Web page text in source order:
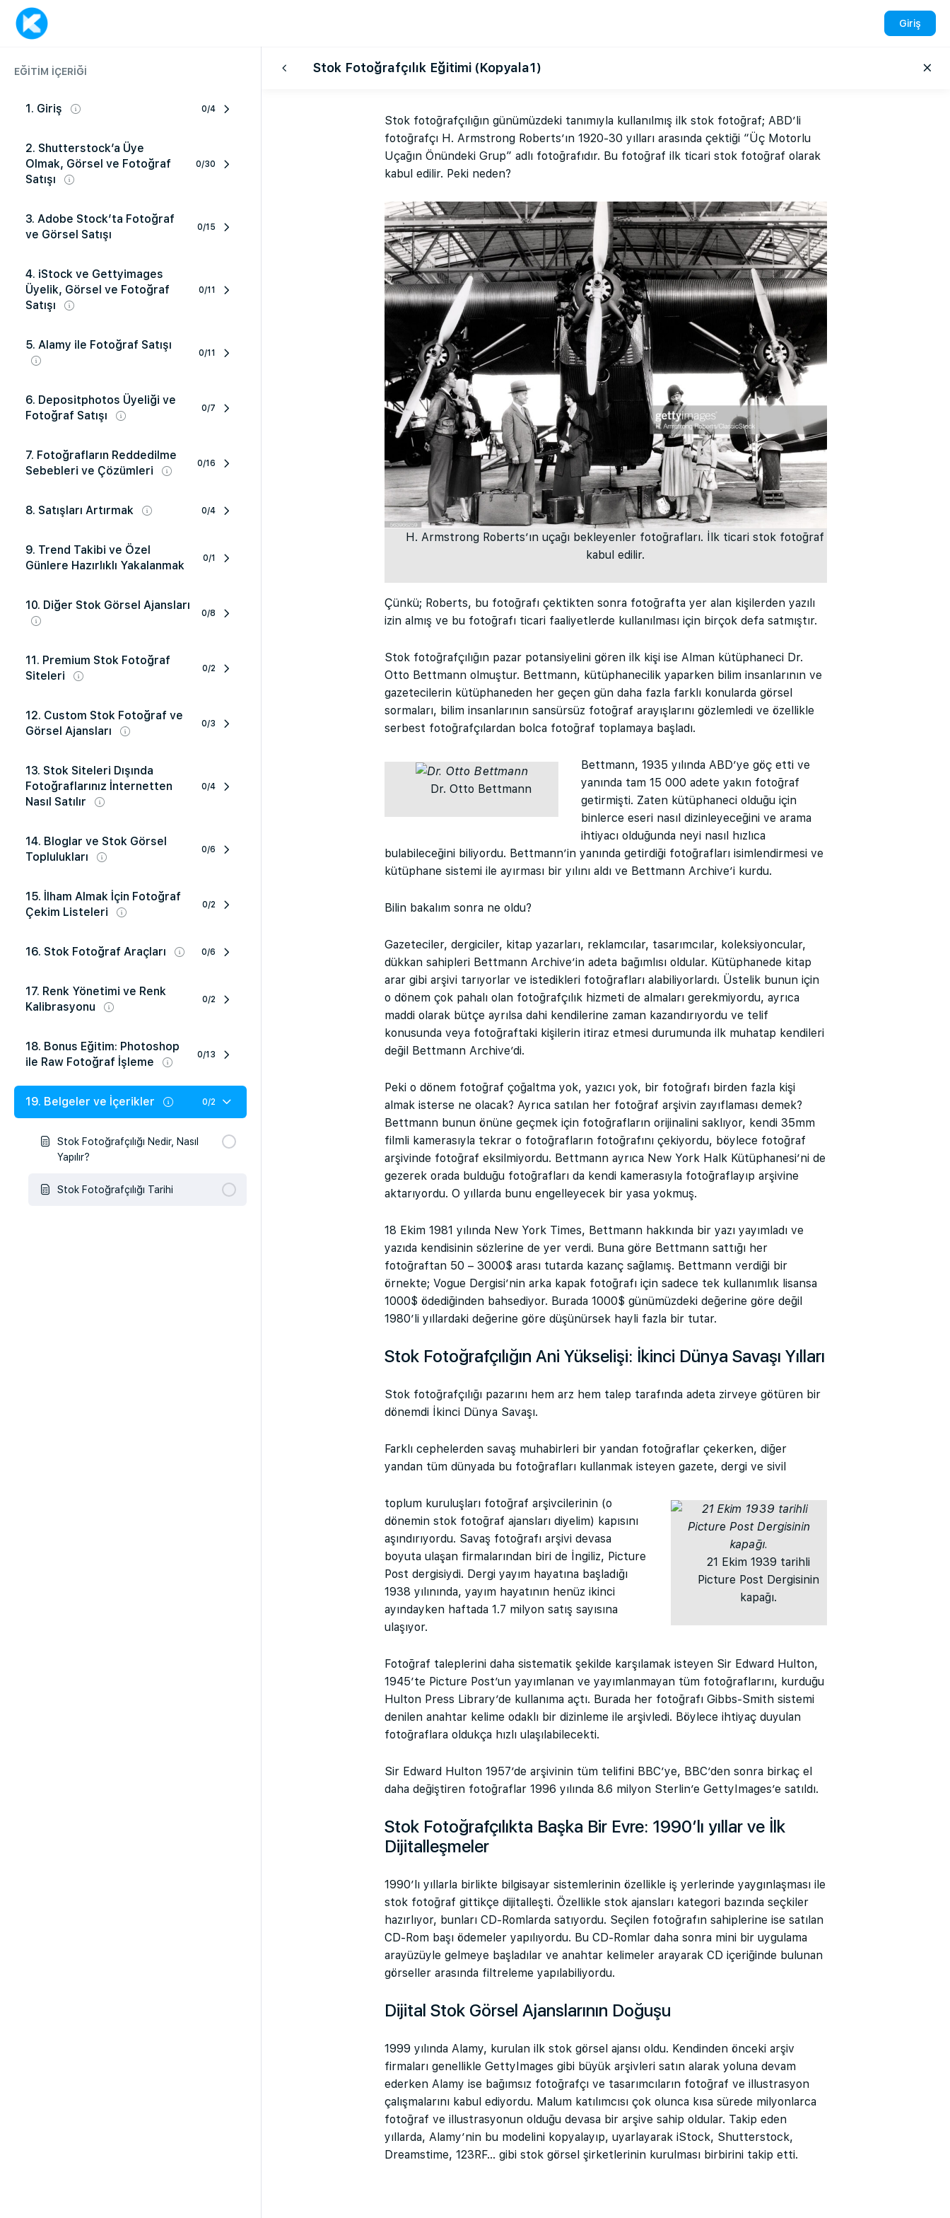
Giriş
EĞITIM İÇERIĞI
1. Giriş 0/4
2. Shutterstock’a Üye
Olmak, Görsel ve Fotoğraf
Satışı
0/30
3. Adobe Stock’ta Fotoğraf
ve Görsel Satışı
0/15
4. iStock ve Gettyimages
Üyelik, Görsel ve Fotoğraf
Satışı
0/11
5. Alamy ile Fotoğraf Satışı
0/11
6. Depositphotos Üyeliği ve
Fotoğraf Satışı
0/7
7. Fotoğrafların Reddedilme
Sebebleri ve Çözümleri
0/16
8. Satışları Artırmak 0/4
9. Trend Takibi ve Özel
Günlere Hazırlıklı Yakalanmak
0/1
10. Diğer Stok Görsel Ajansları
0/8
11. Premium Stok Fotoğraf
Siteleri
0/2
12. Custom Stok Fotoğraf ve
Görsel Ajansları
0/3
13. Stok Siteleri Dışında
Fotoğraflarınız İnternetten
Nasıl Satılır
0/4
14. Bloglar ve Stok Görsel
Toplulukları
0/6
15. İlham Almak İçin Fotoğraf
Çekim Listeleri
0/2
16. Stok Fotoğraf Araçları 0/6
17. Renk Yönetimi ve Renk
Kalibrasyonu
0/2
18. Bonus Eğitim: Photoshop
ile Raw Fotoğraf İşleme
0/13
19. Belgeler ve İçerikler 0/2
Stok Fotoğrafçılığı Nedir, Nasıl
Yapılır?
Stok Fotoğrafçılığı Tarihi
Stok Fotoğrafçılık Eğitimi (Kopyala1)
Stok fotoğrafçılığın günümüzdeki tanımıyla kullanılmış ilk stok fotoğraf; ABD’li
fotoğrafçı H. Armstrong Roberts’ın 1920-30 yılları arasında çektiği “Üç Motorlu
Uçağın Önündeki Grup” adlı fotoğrafıdır. Bu fotoğraf ilk ticari stok fotoğraf olarak
kabul edilir. Peki neden?
H. Armstrong Roberts’ın uçağı bekleyenler fotoğrafları. İlk ticari stok fotoğraf
kabul edilir.
Çünkü; Roberts, bu fotoğrafı çektikten sonra fotoğrafta yer alan kişilerden yazılı
izin almış ve bu fotoğrafı ticari faaliyetlerde kullanılması için birçok defa satmıştır.
Stok fotoğrafçılığın pazar potansiyelini gören ilk kişi ise Alman kütüphaneci Dr.
Otto Bettmann olmuştur. Bettmann, kütüphanecilik yaparken bilim insanlarının ve
gazetecilerin kütüphaneden her geçen gün daha fazla farklı konularda görsel
sormaları, bilim insanlarının sansürsüz fotoğraf arayışlarını gözlemledi ve özellikle
serbest fotoğrafçılardan bolca fotoğraf toplamaya başladı.
Dr. Otto Bettmann
Bettmann, 1935 yılında ABD’ye göç etti ve
yanında tam 15 000 adete yakın fotoğraf
getirmişti. Zaten kütüphaneci olduğu için
binlerce eseri nasıl dizinleyeceğini ve arama
ihtiyacı olduğunda neyi nasıl hızlıca
bulabileceğini biliyordu. Bettmann’in yanında getirdiği fotoğrafları isimlendirmesi ve
kütüphane sistemi ile ayırması bir yılını aldı ve Bettmann Archive’i kurdu.
Bilin bakalım sonra ne oldu?
Gazeteciler, dergiciler, kitap yazarları, reklamcılar, tasarımcılar, koleksiyoncular,
dükkan sahipleri Bettmann Archive’in adeta bağımlısı oldular. Kütüphanede kitap
arar gibi arşivi tarıyorlar ve istedikleri fotoğrafları alabiliyorlardı. Üstelik bunun için
o dönem çok pahalı olan fotoğrafçılık hizmeti de almaları gerekmiyordu, ayrıca
maddi olarak bütçe ayrılsa dahi kendilerine zaman kazandırıyordu ve telif
konusunda veya fotoğraftaki kişilerin itiraz etmesi durumunda ilk muhatap kendileri
değil Bettmann Archive’di.
Peki o dönem fotoğraf çoğaltma yok, yazıcı yok, bir fotoğrafı birden fazla kişi
almak isterse ne olacak? Ayrıca satılan her fotoğraf arşivin zayıflaması demek?
Bettmann bunun önüne geçmek için fotoğrafların orijinalini saklıyor, kendi 35mm
filmli kamerasıyla tekrar o fotoğrafların fotoğrafını çekiyordu, böylece fotoğraf
arşivinde fotoğraf eksilmiyordu. Bettmann ayrıca New York Halk Kütüphanesi’ni de
gezerek orada bulduğu fotoğrafları da kendi kamerasıyla fotoğraflayıp arşivine
aktarıyordu. O yıllarda bunu engelleyecek bir yasa yokmuş.
18 Ekim 1981 yılında New York Times, Bettmann hakkında bir yazı yayımladı ve
yazıda kendisinin sözlerine de yer verdi. Buna göre Bettmann sattığı her
fotoğraftan 50 – 3000$ arası tutarda kazanç sağlamış. Bettmann verdiği bir
örnekte; Vogue Dergisi’nin arka kapak fotoğrafı için sadece tek kullanımlık lisansa
1000$ ödediğinden bahsediyor. Burada 1000$ günümüzdeki değerine göre değil
1980’li yıllardaki değerine göre düşünürsek hayli fazla bir tutar.
Stok Fotoğrafçılığın Ani Yükselişi: İkinci Dünya Savaşı Yılları
Stok fotoğrafçılığı pazarını hem arz hem talep tarafında adeta zirveye götüren bir
dönemdi İkinci Dünya Savaşı.
Farklı cephelerden savaş muhabirleri bir yandan fotoğraflar çekerken, diğer
yandan tüm dünyada bu fotoğrafları kullanmak isteyen gazete, dergi ve sivil
21 Ekim 1939 tarihli
Picture Post Dergisinin
kapağı.
toplum kuruluşları fotoğraf arşivcilerinin (o
dönemin stok fotoğraf ajansları diyelim) kapısını
aşındırıyordu. Savaş fotoğrafı arşivi devasa
boyuta ulaşan firmalarından biri de İngiliz, Picture
Post dergisiydi. Dergi yayım hayatına başladığı
1938 yılınında, yayım hayatının henüz ikinci
ayındayken haftada 1.7 milyon satış sayısına
ulaşıyor.
Fotoğraf taleplerini daha sistematik şekilde karşılamak isteyen Sir Edward Hulton,
1945’te Picture Post’un yayımlanan ve yayımlanmayan tüm fotoğraflarını, kurduğu
Hulton Press Library’de kullanıma açtı. Burada her fotoğrafı Gibbs-Smith sistemi
denilen anahtar kelime odaklı bir dizinleme ile arşivledi. Böylece ihtiyaç duyulan
fotoğraflara oldukça hızlı ulaşılabilecekti.
Sir Edward Hulton 1957’de arşivinin tüm telifini BBC’ye, BBC’den sonra birkaç el
daha değiştiren fotoğraflar 1996 yılında 8.6 milyon Sterlin’e GettyImages’e satıldı.
Stok Fotoğrafçılıkta Başka Bir Evre: 1990’lı yıllar ve İlk
Dijitalleşmeler
1990’lı yıllarla birlikte bilgisayar sistemlerinin özellikle iş yerlerinde yaygınlaşması ile
stok fotoğraf gittikçe dijitalleşti. Özellikle stok ajansları kategori bazında seçkiler
hazırlıyor, bunları CD-Romlarda satıyordu. Seçilen fotoğrafın sahiplerine ise satılan
CD-Rom başı ödemeler yapılıyordu. Bu CD-Romlar daha sonra mini bir uygulama
arayüzüyle gelmeye başladılar ve anahtar kelimeler arayarak CD içeriğinde bulunan
görseller arasında filtreleme yapılabiliyordu.
Dijital Stok Görsel Ajanslarının Doğuşu
1999 yılında Alamy, kurulan ilk stok görsel ajansı oldu. Kendinden önceki arşiv
firmaları genellikle GettyImages gibi büyük arşivleri satın alarak yoluna devam
ederken Alamy ise bağımsız fotoğrafçı ve tasarımcıların fotoğraf ve illustrasyon
çalışmalarını kabul ediyordu. Malum katılımcısı çok olunca kısa sürede milyonlarca
fotoğraf ve illustrasyonun olduğu devasa bir arşive sahip oldular. Takip eden
yıllarda, Alamy’nin bu modelini kopyalayıp, uyarlayarak iStock, Shutterstock,
Dreamstime, 123RF… gibi stok görsel şirketlerinin kurulması birbirini takip etti.